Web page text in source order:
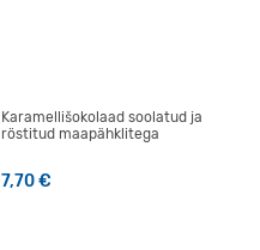
Karamellišokolaad soolatud ja
röstitud maapähklitega
7,70€